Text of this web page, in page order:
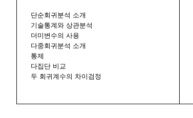
단순회귀분석 소개
기술통계와 상관분석
더미변수의 사용
다중회귀분석 소개
통제
다집단 비교
두 회귀계수의 차이검정